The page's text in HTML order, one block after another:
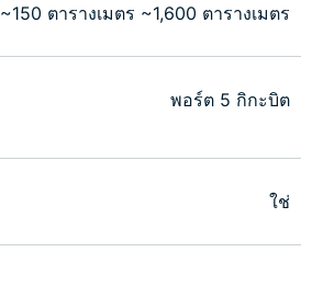
~150 ตารางเมตร ~1,600 ตารางเมตร
พอร์ต 5 กิกะบิต
ใช่